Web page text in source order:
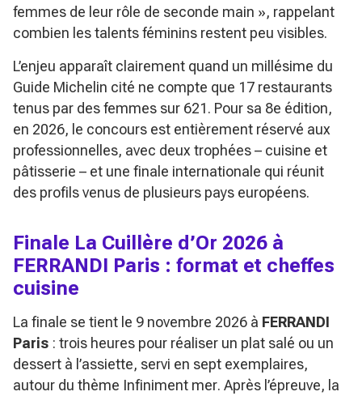
femmes de leur rôle de seconde main », rappelant
combien les talents féminins restent peu visibles.
L’enjeu apparaît clairement quand un millésime du
Guide Michelin cité ne compte que 17 restaurants
tenus par des femmes sur 621. Pour sa 8e édition,
en 2026, le concours est entièrement réservé aux
professionnelles, avec deux trophées – cuisine et
pâtisserie – et une finale internationale qui réunit
des profils venus de plusieurs pays européens.
Finale La Cuillère d’Or 2026 à
FERRANDI Paris : format et cheffes
cuisine
La finale se tient le 9 novembre 2026 à FERRANDI
Paris : trois heures pour réaliser un plat salé ou un
dessert à l’assiette, servi en sept exemplaires,
autour du thème Infiniment mer. Après l’épreuve, la